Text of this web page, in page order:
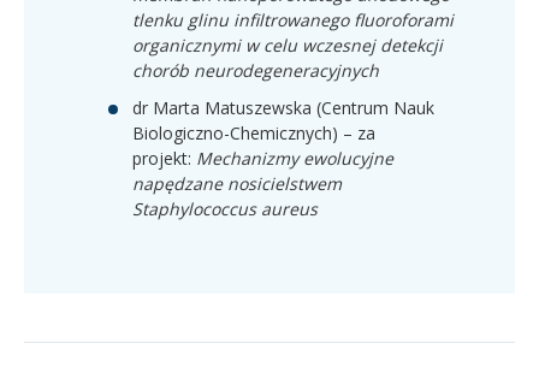
tlenku glinu infiltrowanego fluoroforami
organicznymi w celu wczesnej detekcji
chorób neurodegeneracyjnych
dr Marta Matuszewska (Centrum Nauk
Biologiczno-Chemicznych) – za
projekt: Mechanizmy ewolucyjne
napędzane nosicielstwem
Staphylococcus aureus